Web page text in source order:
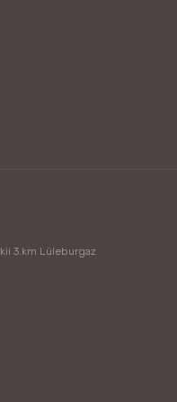
3.km Lüleburgaz